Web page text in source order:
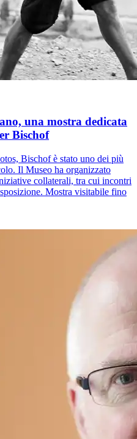
una mostra dedicata
Bischof
Bischof è stato uno dei più
Il Museo ha organizzato
collaterali, tra cui incontri
Mostra visitabile fino